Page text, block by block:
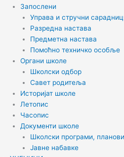
Запослени
Управа и стручни
Разредна настава
Предметна настава
Помоћно техничко особље
Органи школе
Школски одбор
Савет родитеља
Историјат школе
Летопис
Часопис
Документи школе
Школски програми,
Јавне набавке